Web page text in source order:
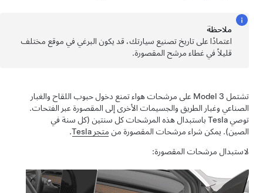
ملاحظة
اعتمادًا على تاريخ تصنيع سيارتك، قد يكون البرغي في موقع مختلف
قليلاً في غطاء مرشح المقصورة.
تشتمل Model 3 على مرشحات هواء تمنع دخول حبوب اللقاح والغبار
الصناعي وغبار الطريق والجسيمات الأخرى إلى المقصورة عبر الفتحات.
توصي Tesla باستبدال هذه المرشحات كل سنتين (كل سنة في
الصين). يمكن شراء مرشحات المقصورة من متجر Tesla .
لاستبدال مرشحات المقصورة: